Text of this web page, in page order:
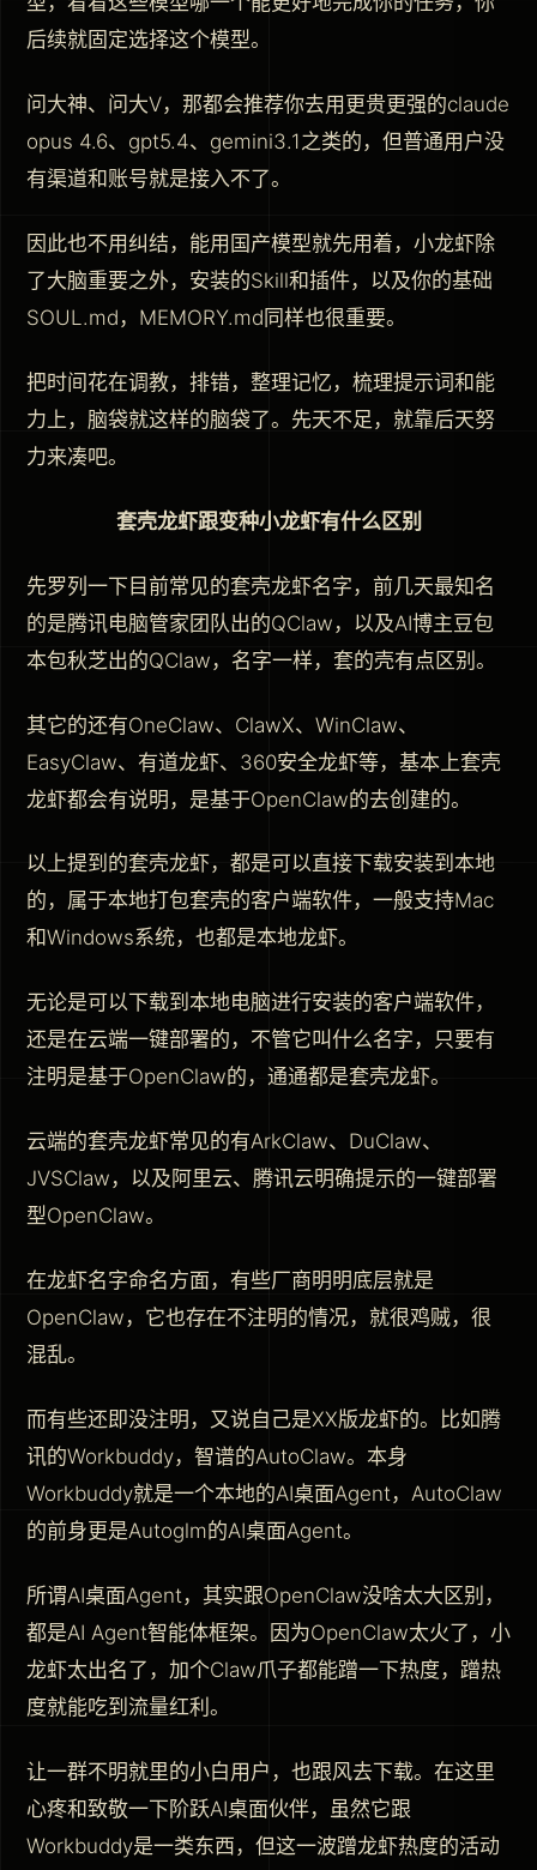
后续就固定选择这个模型。
问大神、问大V，那都会推荐你去用更贵更强的claude
opus 4.6、gpt5.4、gemini3.1之类的，但普通用户没
有渠道和账号就是接入不了。
因此也不用纠结，能用国产模型就先用着，小龙虾除
了大脑重要之外，安装的Skill和插件，以及你的基础
SOUL.md，MEMORY.md同样也很重要。
把时间花在调教，排错，整理记忆，梳理提示词和能
力上，脑袋就这样的脑袋了。先天不足，就靠后天努
力来凑吧。
套壳龙虾跟变种小龙虾有什么区别
先罗列一下目前常见的套壳龙虾名字，前几天最知名
的是腾讯电脑管家团队出的QClaw，以及AI博主豆包
本包秋芝出的QClaw，名字一样，套的壳有点区别。
其它的还有OneClaw、ClawX、WinClaw、
EasyClaw、有道龙虾、360安全龙虾等，基本上套壳
龙虾都会有说明，是基于OpenClaw的去创建的。
以上提到的套壳龙虾，都是可以直接下载安装到本地
的，属于本地打包套壳的客户端软件，一般支持Mac
和Windows系统，也都是本地龙虾。
无论是可以下载到本地电脑进行安装的客户端软件，
还是在云端一键部署的，不管它叫什么名字，只要有
注明是基于OpenClaw的，通通都是套壳龙虾。
云端的套壳龙虾常见的有ArkClaw、DuClaw、
JVSClaw，以及阿里云、腾讯云明确提示的一键部署
型OpenClaw。
在龙虾名字命名方面，有些厂商明明底层就是
OpenClaw，它也存在不注明的情况，就很鸡贼，很
混乱。
而有些还即没注明，又说自己是XX版龙虾的。比如腾
讯的Workbuddy，智谱的AutoClaw。本身
Workbuddy就是一个本地的AI桌面Agent，AutoClaw
的前身更是Autoglm的AI桌面Agent。
所谓AI桌面Agent，其实跟OpenClaw没啥太大区别，
都是AI Agent智能体框架。因为OpenClaw太火了，小
龙虾太出名了，加个Claw爪子都能蹭一下热度，蹭热
度就能吃到流量红利。
让一群不明就里的小白用户，也跟风去下载。在这里
心疼和致敬一下阶跃AI桌面伙伴，虽然它跟
Workbuddy是一类东西，但这一波蹭龙虾热度的活动